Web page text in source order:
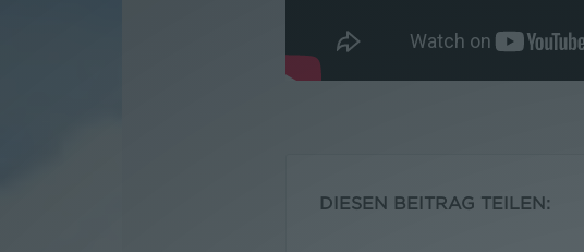
DIESEN BEITRAG TEILEN: